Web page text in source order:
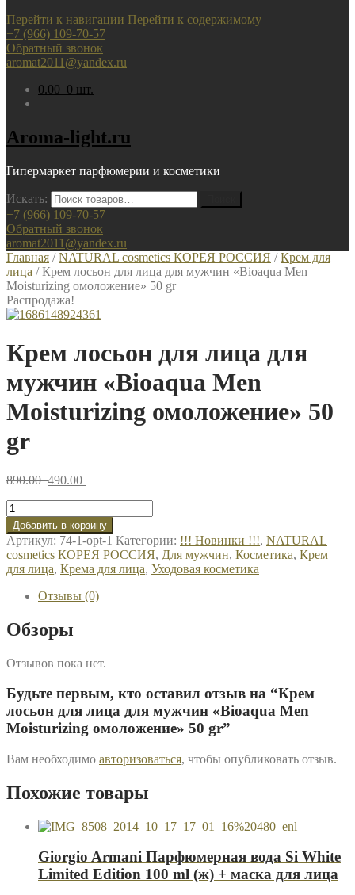
Перейти к навигации Перейти к содержимому
+7 (966) 109-70-57
Обратный звонок
aromat2011@yandex.ru
0.00 0 шт.
Aroma-light.ru
Гипермаркет парфюмерии и косметики
Искать:
+7 (966) 109-70-57
Обратный звонок
aromat2011@yandex.ru
Главная /NATURAL cosmetics КОРЕЯ РОССИЯ /Крем для
лица / Крем лосьон для лица для мужчин «Bioaqua Men
Moisturizing омоложение» 50 gr
Распродажа!
Крем лосьон для лица для
мужчин «Bioaqua Men
Moisturizing омоложение» 50
gr
890.00490.00
Добавить в корзину
Артикул: 74-1-opt-1 Категории: !!! Новинки !!!, NATURAL
cosmetics КОРЕЯ РОССИЯ, Для мужчин, Косметика, Крем
для лица, Крема для лица, Уходовая косметика
Отзывы (0)
Обзоры
Отзывов пока нет.
Будьте первым, кто оставил отзыв на “Крем
лосьон для лица для мужчин «Bioaqua Men
Moisturizing омоложение» 50 gr”
Вам необходимо авторизоваться, чтобы опубликовать отзыв.
Похожие товары
Giorgio Armani Парфюмерная вода Si White
Limited Edition 100 ml (ж) + маска для лица